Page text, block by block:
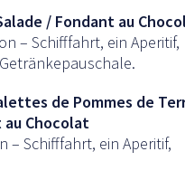
/ Fondant au
– Schifffahrt, ein Aperitif,
de Pommes de
Chocolat
– Schifffahrt, ein Aperitif,